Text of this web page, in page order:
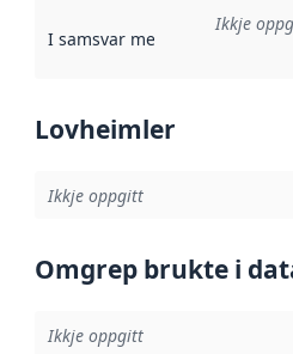
I samsvar med Referanse til
Ikkje
Lovheimler
Ikkje oppgitt
Omgrep brukte i
Ikkje oppgitt